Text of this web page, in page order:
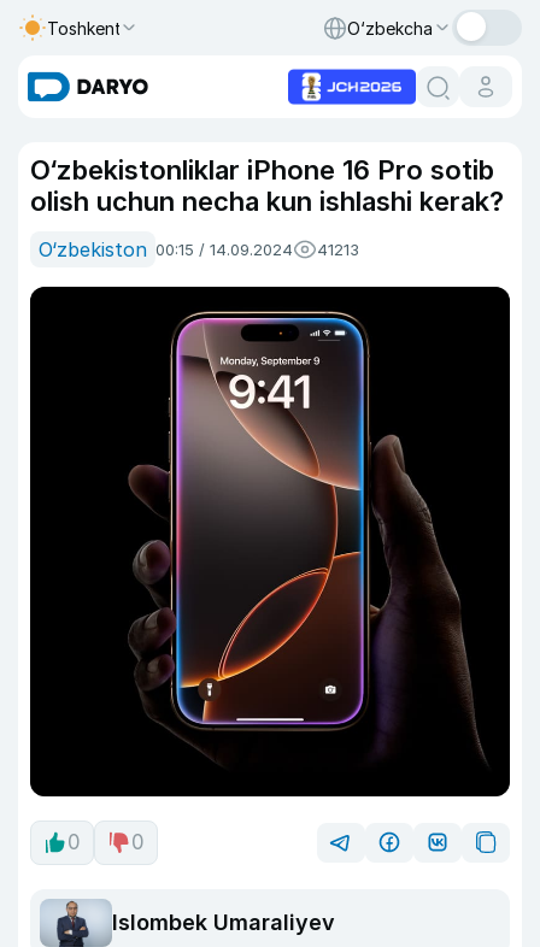
Toshkent O‘zbekcha
O‘zbekistonliklar iPhone 16 Pro sotib
olish uchun necha kun ishlashi kerak?
O‘zbekiston 00:15 / 14.09.2024 41213
0 0
Islombek Umaraliyev